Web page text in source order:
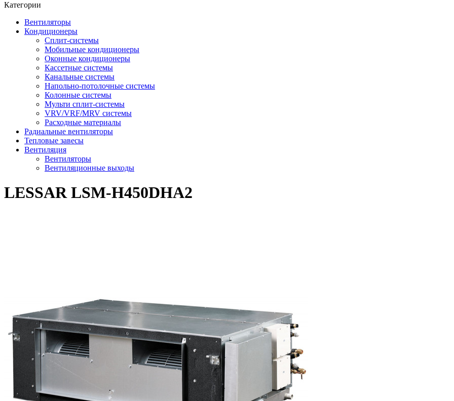
Категории
Вентиляторы
Кондиционеры
Сплит-системы
Мобильные кондиционеры
Оконные кондиционеры
Кассетные системы
Канальные системы
Напольно-потолочные системы
Колонные системы
Мульти сплит-системы
VRV/VRF/MRV системы
Расходные материалы
Радиальные вентиляторы
Тепловые завесы
Вентиляция
Вентиляторы
Вентиляционные выходы
LESSAR LSM-H450DHA2